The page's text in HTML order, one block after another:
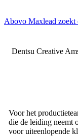
Abovo Maxlead zoekt
Dentsu Creative
Voor het
die de leiding neemt
voor uiteenlopende